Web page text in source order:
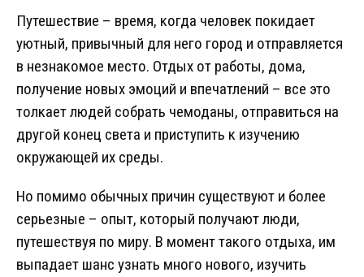
Путешествие – время, когда человек покидает
уютный, привычный для него город и отправляется
в незнакомое место. Отдых от работы, дома,
получение новых эмоций и впечатлений – все это
толкает людей собрать чемоданы, отправиться на
другой конец света и приступить к изучению
окружающей их среды.
Но помимо обычных причин существуют и более
серьезные – опыт, который получают люди,
путешествуя по миру. В момент такого отдыха, им
выпадает шанс узнать много нового, изучить